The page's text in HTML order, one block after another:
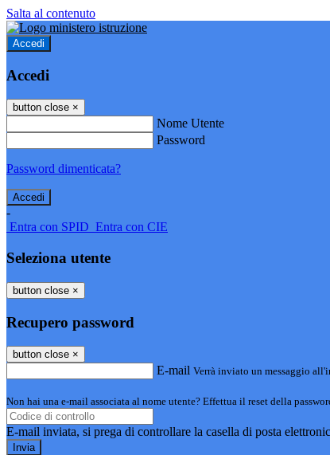
Salta al contenuto
Accedi
Accedi
button close ×
Nome Utente
Password
Password dimenticata?
-
Entra con SPID Entra con CIE
Seleziona utente
button close ×
Recupero password
button close ×
E-mail Verrà inviato un messaggio
Non hai una e-mail associata al nome utente? Effettua il reset della
E-mail inviata, si prega di controllare la casella di posta